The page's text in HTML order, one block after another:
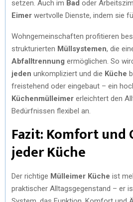
setzen. Auch im Bad oder
Eimer wertvolle Dienste, indem sie
Wohngemeinschaften profitieren
strukturierten Müllsystemen, die
Abfalltrennung ermöglichen. So
jeden unkompliziert und die Küche
freistehend oder eingebaut – ein
Küchenmülleimer erleichtert den
Bedürfnissen flexibel an.
Fazit: Komfort und
jeder Küche
Der richtige Mülleimer Küche ist
praktischer Alltagsgegenstand – er